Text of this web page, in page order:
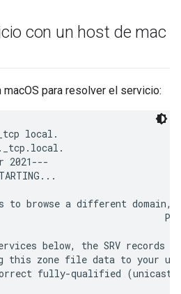
con un host de mac
macOS para resolver el servicio:
local.
2021---
browse a different domain,
below, the SRV records
this zone file data to your
fully-qualified